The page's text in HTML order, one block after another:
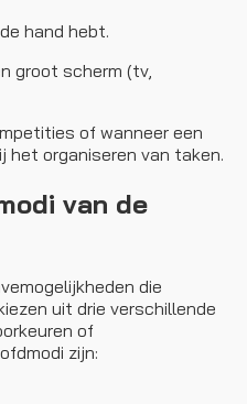
hand hebt.
groot scherm (tv,
of wanneer een
het organiseren van taken.
van de
die
uit drie verschillende
of
zijn: